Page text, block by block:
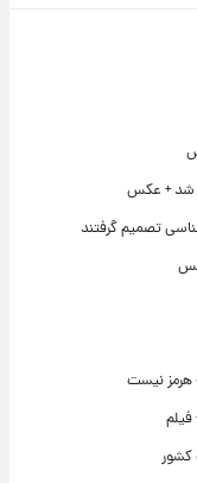
تصمیم گرفتند
هرمز نیست
کشور